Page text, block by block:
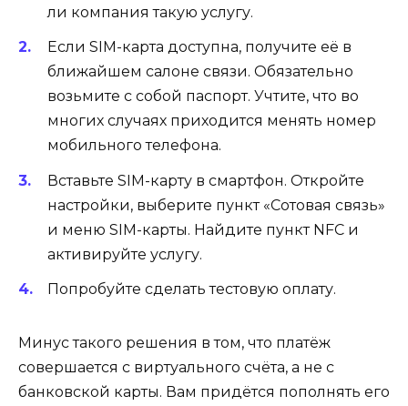
ли компания такую услугу.
Если SIM-карта доступна, получите её в
ближайшем салоне связи. Обязательно
возьмите с собой паспорт. Учтите, что во
многих случаях приходится менять номер
мобильного телефона.
Вставьте SIM-карту в смартфон. Откройте
настройки, выберите пункт «Сотовая связь»
и меню SIM-карты. Найдите пункт NFC и
активируйте услугу.
Попробуйте сделать тестовую оплату.
Минус такого решения в том, что платёж
совершается с виртуального счёта, а не с
банковской карты. Вам придётся пополнять его